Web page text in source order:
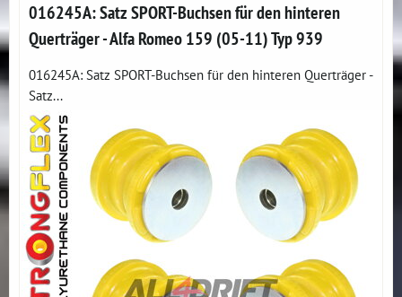
016245A: Satz SPORT-Buchsen für den hinteren
Querträger - Alfa Romeo 159 (05-11) Typ 939
016245A: Satz SPORT-Buchsen für den hinteren Querträger -
Satz...